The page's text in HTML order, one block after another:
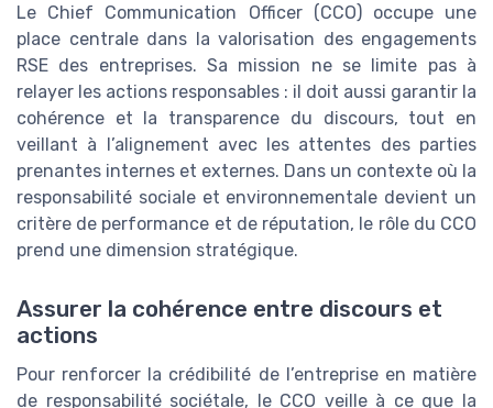
Le Chief Communication Officer (CCO) occupe une
place centrale dans la valorisation des engagements
RSE des entreprises. Sa mission ne se limite pas à
relayer les actions responsables : il doit aussi garantir la
cohérence et la transparence du discours, tout en
veillant à l’alignement avec les attentes des parties
prenantes internes et externes. Dans un contexte où la
responsabilité sociale et environnementale devient un
critère de performance et de réputation, le rôle du CCO
prend une dimension stratégique.
Assurer la cohérence entre discours et
actions
Pour renforcer la crédibilité de l’entreprise en matière
de responsabilité sociétale, le CCO veille à ce que la